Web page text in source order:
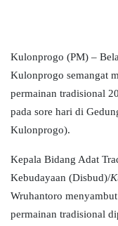
Kulonprogo (PM) –
Kulonprogo semangat
permainan tradisional
pada sore hari di
Kulonprogo).
Kepala Bidang Adat
Kebudayaan (Disbud)/
Wruhantoro
permainan tradisional